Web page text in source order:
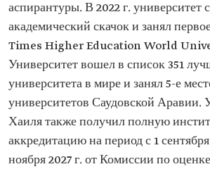
аспирантуры. В 2022 г. университет
академический скачок и занял
Times Higher Education World
Университет вошел в список 351
университета в мире и занял 5-е
университетов Саудовской Аравии.
Хаиля также получил полную
аккредитацию на период с 1
ноября 2027 г. от Комиссии по